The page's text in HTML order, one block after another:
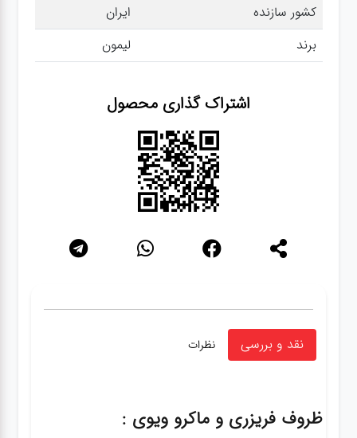
کشور سازنده
ایران
برند
لیمون
اشتراک گذاری محصول
نقد و بررسی نظرات
ظروف فریزری و ماکرو ویوی :